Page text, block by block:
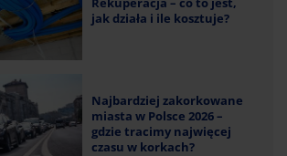
jak działa i ile kosztuje?
Najbardziej zakorkowane
miasta w Polsce 2026 –
gdzie tracimy najwięcej
czasu w korkach?